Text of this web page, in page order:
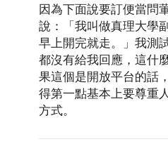
因為下面說要訂便當問
說：「我叫做真理大學
早上開完就走。」我測
都沒有給我回應，這什
果這個是開放平台的話
得第一點基本上要尊重
方式。